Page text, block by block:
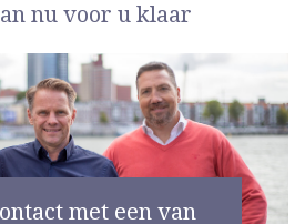
nu voor u klaar
met een van